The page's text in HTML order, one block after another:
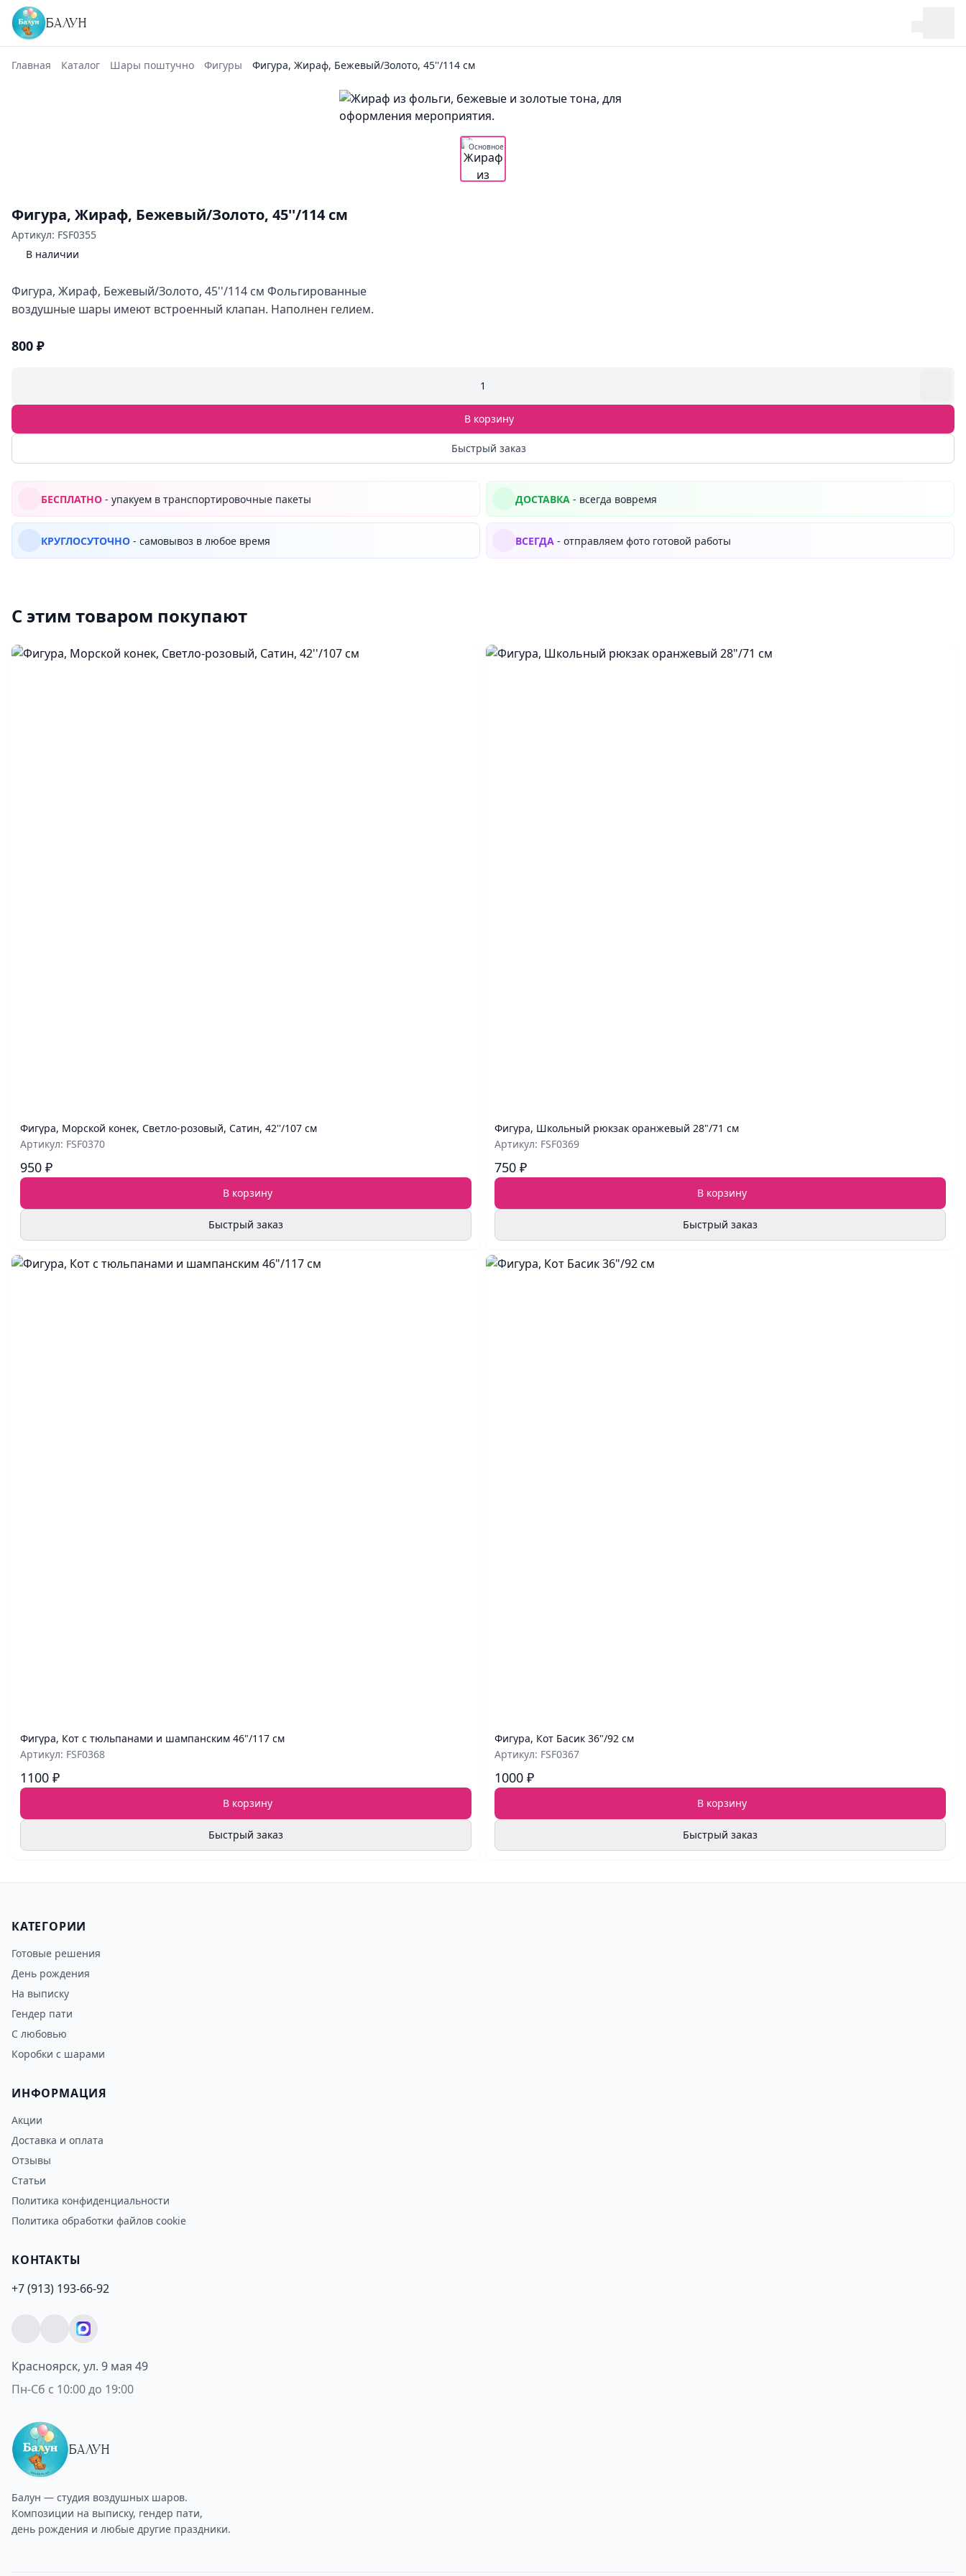
БАЛУН
Главная Каталог Шары поштучно Фигуры Фигура, Жираф, Бежевый/Золото, 45''/114 см
Основное
Фигура, Жираф, Бежевый/Золото, 45''/114 см
Артикул: FSF0355
В наличии
Фигура, Жираф, Бежевый/Золото, 45''/114 см Фольгированные
воздушные шары имеют встроенный клапан. Наполнен гелием.
800 ₽
1
В корзину
Быстрый заказ
БЕСПЛАТНО - упакуем в транспортировочные пакеты ДОСТАВКА - всегда вовремя
КРУГЛОСУТОЧНО - самовывоз в любое время ВСЕГДА - отправляем фото готовой работы
С этим товаром покупают
Фигура, Морской конек, Светло-розовый, Сатин, 42''/107 см
Артикул: FSF0370
950 ₽
В корзину
Быстрый заказ
Фигура, Школьный рюкзак оранжевый 28"/71 см
Артикул: FSF0369
750 ₽
В корзину
Быстрый заказ
Фигура, Кот с тюльпанами и шампанским 46"/117 см
Артикул: FSF0368
1100 ₽
В корзину
Быстрый заказ
Фигура, Кот Басик 36"/92 см
Артикул: FSF0367
1000 ₽
В корзину
Быстрый заказ
КАТЕГОРИИ
Готовые решения
День рождения
На выписку
Гендер пати
С любовью
Коробки с шарами
ИНФОРМАЦИЯ
Акции
Доставка и оплата
Отзывы
Статьи
Политика конфиденциальности
Политика обработки файлов cookie
КОНТАКТЫ
+7 (913) 193-66-92
Красноярск, ул. 9 мая 49
Пн-Сб с 10:00 до 19:00
БАЛУН
Балун — студия воздушных шаров.
Композиции на выписку, гендер пати,
день рождения и любые другие праздники.